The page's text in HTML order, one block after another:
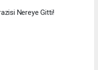
Nereye Gitti!